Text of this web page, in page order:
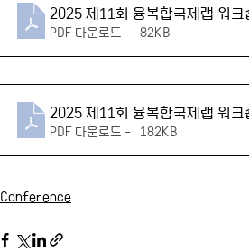
2025 제11회 융복합국제랩 워
PDF 다운로드 • 82KB
2025 제11회 융복합국제랩 워
PDF 다운로드 • 182KB
Conference